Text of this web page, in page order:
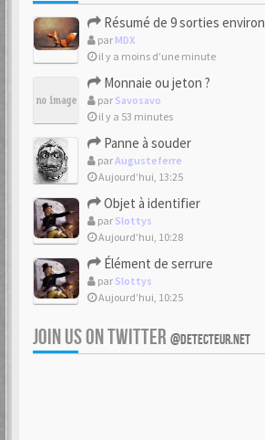
Résumé de 9 sorties environ
par MDX
il y a moins d’une minute
Monnaie ou jeton ?
par Savosavo
il y a 53 minutes
Panne à souder
parAugusteferre
Aujourd’hui, 13:25
Objet à identifier
par Slottys
Aujourd’hui, 10:28
Élément de serrure
par Slottys
Aujourd’hui, 10:25
JOIN US ON TWITTER @DETECTEUR.NET